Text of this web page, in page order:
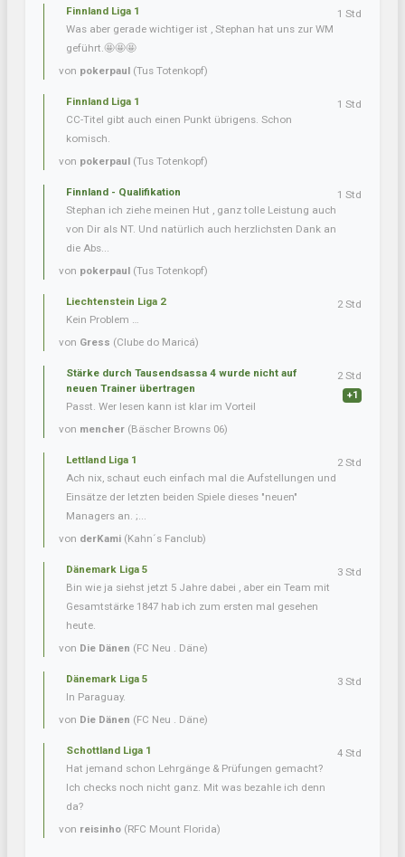
Finnland Liga 1
Was aber gerade wichtiger ist , Stephan hat uns zur WM
geführt.🤩🤩🤩
von pokerpaul (Tus Totenkopf)
1 Std
Finnland Liga 1
CC-Titel gibt auch einen Punkt übrigens. Schon
komisch.
von pokerpaul (Tus Totenkopf)
1 Std
Finnland - Qualifikation
Stephan ich ziehe meinen Hut , ganz tolle Leistung auch
von Dir als NT. Und natürlich auch herzlichsten Dank an
die Abs...
von pokerpaul (Tus Totenkopf)
1 Std
Liechtenstein Liga 2
Kein Problem …
von Gress (Clube do Maricá)
2 Std
Stärke durch Tausendsassa 4 wurde nicht auf
neuen Trainer übertragen
Passt. Wer lesen kann ist klar im Vorteil
von mencher (Bäscher Browns 06)
2 Std
+1
Lettland Liga 1
Ach nix, schaut euch einfach mal die Aufstellungen und
Einsätze der letzten beiden Spiele dieses "neuen"
Managers an. ;...
von derKami (Kahn´s Fanclub)
2 Std
Dänemark Liga 5
Bin wie ja siehst jetzt 5 Jahre dabei , aber ein Team mit
Gesamtstärke 1847 hab ich zum ersten mal gesehen
heute.
von Die Dänen (FC Neu . Däne)
3 Std
Dänemark Liga 5
In Paraguay.
von Die Dänen (FC Neu . Däne)
3 Std
Schottland Liga 1
Hat jemand schon Lehrgänge & Prüfungen gemacht?
Ich checks noch nicht ganz. Mit was bezahle ich denn
da?
von reisinho (RFC Mount Florida)
4 Std